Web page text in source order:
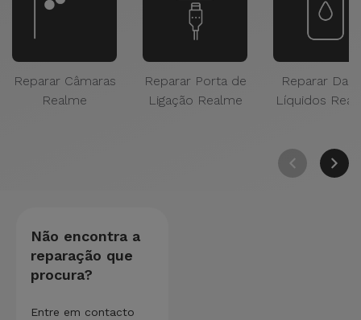
Reparar Câmaras
Realme
Reparar Porta de
Ligação Realme
Reparar
Líquidos
Não encontra a
reparação que
procura?
Entre em contacto